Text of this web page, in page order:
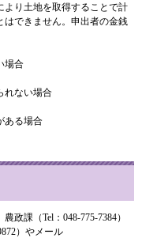
より土地を取得することで計
できません。申出者の金銭
場合
れない場合
ある場合
政課（Tel：048-775-7384）
）やメール